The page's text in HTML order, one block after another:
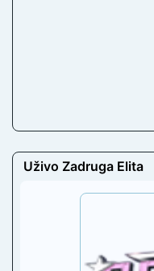
Uživo Zadruga Elita